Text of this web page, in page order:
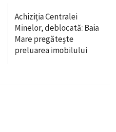
Achiziția Centralei
Minelor, deblocată: Baia
Mare pregătește
preluarea imobilului